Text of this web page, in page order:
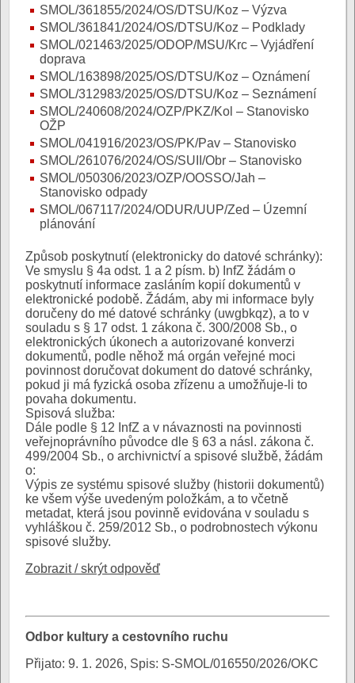
SMOL/361855/2024/OS/DTSU/Koz – Výzva
SMOL/361841/2024/OS/DTSU/Koz – Podklady
SMOL/021463/2025/ODOP/MSU/Krc – Vyjádření
doprava
SMOL/163898/2025/OS/DTSU/Koz – Oznámení
SMOL/312983/2025/OS/DTSU/Koz – Seznámení
SMOL/240608/2024/OZP/PKZ/Kol – Stanovisko
OŽP
SMOL/041916/2023/OS/PK/Pav – Stanovisko
SMOL/261076/2024/OS/SUII/Obr – Stanovisko
SMOL/050306/2023/OZP/OOSSO/Jah –
Stanovisko odpady
SMOL/067117/2024/ODUR/UUP/Zed – Územní
plánování
Způsob poskytnutí (elektronicky do datové schránky):
Ve smyslu § 4a odst. 1 a 2 písm. b) InfZ žádám o
poskytnutí informace zasláním kopií dokumentů v
elektronické podobě. Žádám, aby mi informace byly
doručeny do mé datové schránky (uwgbkqz), a to v
souladu s § 17 odst. 1 zákona č. 300/2008 Sb., o
elektronických úkonech a autorizované konverzi
dokumentů, podle něhož má orgán veřejné moci
povinnost doručovat dokument do datové schránky,
pokud ji má fyzická osoba zřízenu a umožňuje-li to
povaha dokumentu.
Spisová služba:
Dále podle § 12 InfZ a v návaznosti na povinnosti
veřejnoprávního původce dle § 63 a násl. zákona č.
499/2004 Sb., o archivnictví a spisové službě, žádám
o:
Výpis ze systému spisové služby (historii dokumentů)
ke všem výše uvedeným položkám, a to včetně
metadat, která jsou povinně evidována v souladu s
vyhláškou č. 259/2012 Sb., o podrobnostech výkonu
spisové služby.
Zobrazit / skrýt odpověď
Odbor kultury a cestovního ruchu
Přijato: 9. 1. 2026, Spis: S-SMOL/016550/2026/OKC